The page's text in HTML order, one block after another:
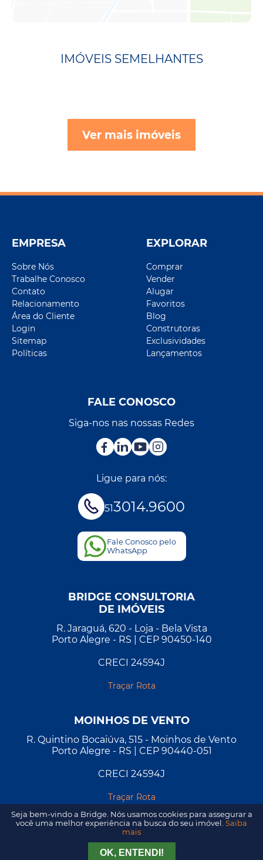
IMÓVEIS SEMELHANTES
Ver mais imóveis
Tirar Dúvida Agendar Visita
EMPRESA
Sobre Nós
Trabalhe Conosco
Contato
Relacionamento
Área do Cliente
Login
Sitemap
Políticas
EXPLORAR
Comprar
Vender
Alugar
Favoritos
Blog
Construtoras
Exclusividades
Lançamentos
FALE CONOSCO
Siga-nos nas nossas Redes
Ligue para nós:
513014.9600
Fale Conosco pelo
WhatsApp
BRIDGE CONSULTORIA
DE IMÓVEIS
R. Jaraguá, 620 - Loja - Bela Vista
Porto Alegre - RS | CEP 90450-140
CRECI 24594J
Traçar Rota
MOINHOS DE VENTO
R. Quintino Bocaiúva, 515 - Moinhos de Vento
Porto Alegre - RS | CEP 90440-051
CRECI 24594J
Traçar Rota
Seja bem-vindo a Bridge. Nós usamos cookies para assegurar a
você uma melhor experiência na busca do seu imóvel. Saiba
mais
OK, ENTENDI!